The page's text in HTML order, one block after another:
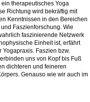
therapeutisches Yoga
Richtung wird bekräftig mit
Kenntnissen in den Bereichen
Faszienforschung. Wie
faszinierende Netzwerk
Einheit ist, erfährt
Yogapraxis. Faszien bzw.
uns von Kopf bis Fuß
dichteren und feineren
Genauso wie wir auch im